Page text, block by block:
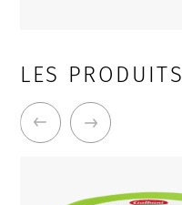
LES PRODUITS